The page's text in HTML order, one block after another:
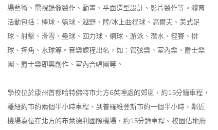
場藝術、電視錄像製作、動畫、平面造型設計、影片製作等。體育
活動包括：棒球、籃球、越野、陸/冰上曲棍球、高爾夫、美式足
球、射擊、滑雪、壘球、回力球、網球、游泳、潛水、徑賽、排
球、摔角、水球等。音樂課程出名，如：管弦樂、室內樂、爵士樂
團、爵士樂即興創作、室內合唱團等。
學校位於康州首都哈特佛特市北方6英哩處的郊區，約15分鐘車程，
離紐約市約兩個半小時車程、到普羅維登斯市約一個半小時，鄰近
機場為位在北方的布萊德利國際機場，約15分鐘車程。校園佔地廣